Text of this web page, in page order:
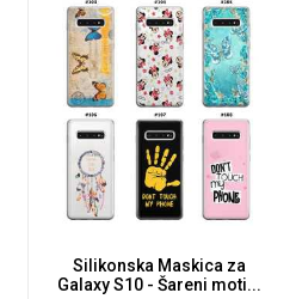
Silikonska Maskica za
Galaxy S10 - Šareni moti...